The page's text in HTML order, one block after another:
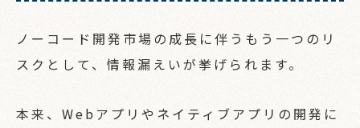
ノーコード開発市場の成長に伴うもう一つのリ
スクとして、情報漏えいが挙げられます。
本来、Webアプリやネイティブアプリの開発に